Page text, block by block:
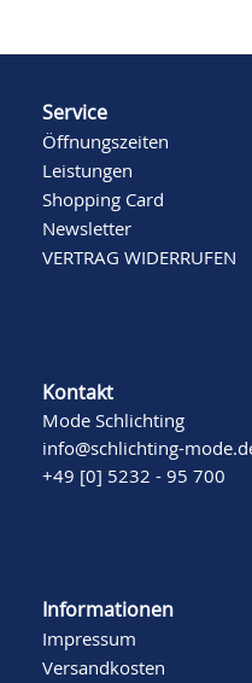
Service
Öffnungszeiten
Leistungen
Shopping Card
Newsletter
VERTRAG WIDERRUFEN
Kontakt
Mode Schlichting
info@schlichting-
+49 [0] 5232 - 95 700
Informationen
Impressum
Versandkosten